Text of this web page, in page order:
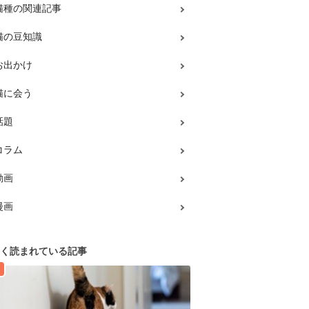
種の関連記事
の豆知識
出かけ
に会う
題
ラム
画
画
読まれている記事